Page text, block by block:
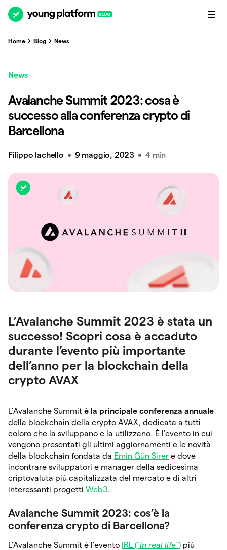
Home Blog News
News
Avalanche Summit 2023: cosa è
successo alla conferenza crypto di
Barcellona
Filippo Iachello 9 maggio, 2023 4 min
L’Avalanche Summit 2023 è stata un
successo! Scopri cosa è accaduto
durante l’evento più importante
dell’anno per la blockchain della
crypto AVAX
L’Avalanche Summit è la principale conferenza annuale
della blockchain della crypto AVAX, dedicata a tutti
coloro che la sviluppano e la utilizzano. È l’evento in cui
vengono presentati gli ultimi aggiornamenti e le novità
della blockchain fondata da Emin Gün Sirer e dove
incontrare sviluppatori e manager della sedicesima
criptovaluta più capitalizzata del mercato e di altri
interessanti progetti Web3.
Avalanche Summit 2023: cos’è la
conferenza crypto di Barcellona?
L’Avalanche Summit è l’evento IRL (“In real life”) più